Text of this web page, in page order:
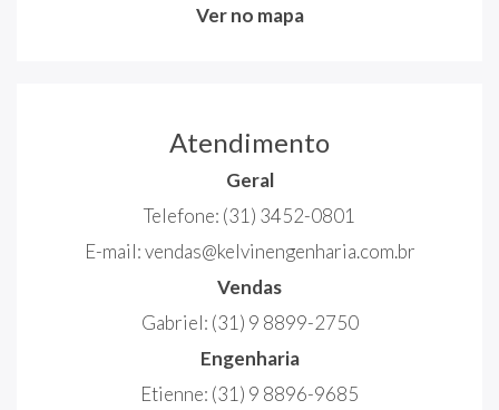
Ver no mapa
Atendimento
Geral
Telefone: (31) 3452-0801
E-mail:vendas@kelvinengenharia.com.br
Vendas
Gabriel: (31) 9 8899-2750
Engenharia
Etienne: (31) 9 8896-9685